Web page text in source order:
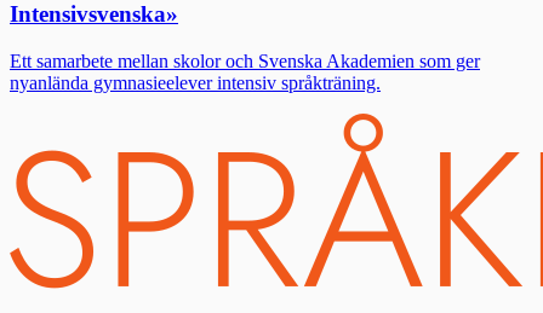
Intensivsvenska»
Ett samarbete mellan skolor och Svenska Akademien som ger
nyanlända gymnasieelever intensiv språkträning.